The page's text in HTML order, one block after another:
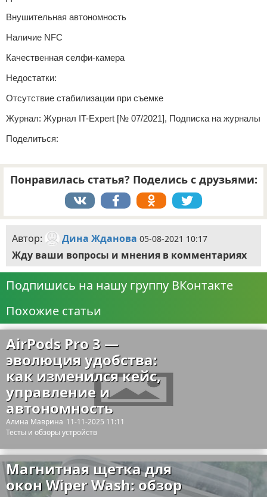
Внушительная автономность
Наличие NFC
Качественная селфи-камера
Недостатки:
Отсутствие стабилизации при съемке
Журнал: Журнал IT-Expert [№ 07/2021], Подписка на журналы
Поделиться:
Понравилась статья? Поделись с друзьями:
Автор: Дина Жданова 05-08-2021 10:17
Жду ваши вопросы и мнения в комментариях
Подпишись на нашу группу ВКонтакте
Похожие статьи
AirPods Pro 3 —
эволюция удобства:
как изменился кейс,
управление и
автономность
Алина Маврина 11-11-2025 11:11
Тесты и обзоры устройств
Магнитная щетка для
окон Wiper Wash: обзор